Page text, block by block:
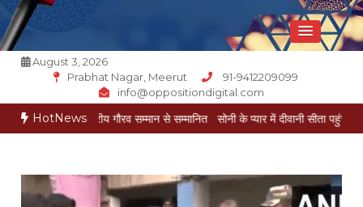
August 3, 2026
Prabhat Nagar, Meerut
91-9412209099
info@oppositiondigital.com
HotNews
राष्ट्रीय गौरव सम्मान से सम्मानित सोनी के प्यार में दीवानी सीता पहुंची मेरठ सोनी के